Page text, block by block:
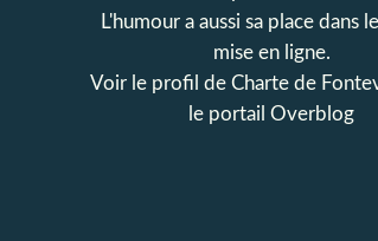
L'humour a aussi sa place dans
mise en ligne.
Voir le profil de Charte de
le portail Overblog